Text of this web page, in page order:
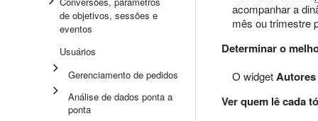
de objetivos, sessões e
eventos
Usuários
Gerenciamento de pedidos
Análise de dados ponta a
ponta
acompanhar a
mês ou trimestre
Determinar o
O widget
Ver quem lê cada